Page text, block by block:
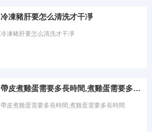
冷凍豬肝要怎么清洗才干凈
冷凍豬肝要怎么清洗才干凈
帶皮煮雞蛋需要多長時間,煮雞蛋需要多長時間
帶皮煮雞蛋需要多長時間,煮雞蛋需要多長時間